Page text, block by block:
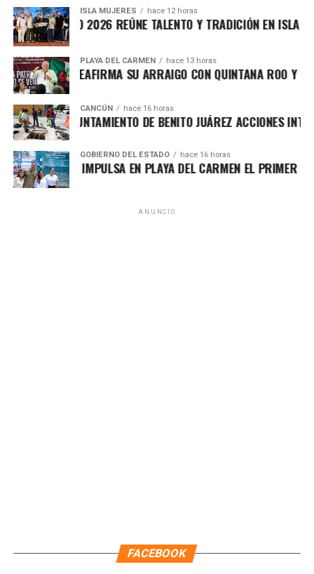
ISLA MUJERES hace 12 horas
ISLEÑO 2026 REÚNE TALENTO Y TRADICIÓN EN ISLA
PLAYA DEL CARMEN hace 13 horas
MARÍN REAFIRMA SU ARRAIGO CON QUINTANA ROO Y
CANCÚN hace 16 horas
AYUNTAMIENTO DE BENITO JUÁREZ ACCIONES
GOBIERNO DEL ESTADO hace 16 horas
LEZAMA IMPULSA EN PLAYA DEL CARMEN EL PRIMER
ANUNCIO
FACEBOOK